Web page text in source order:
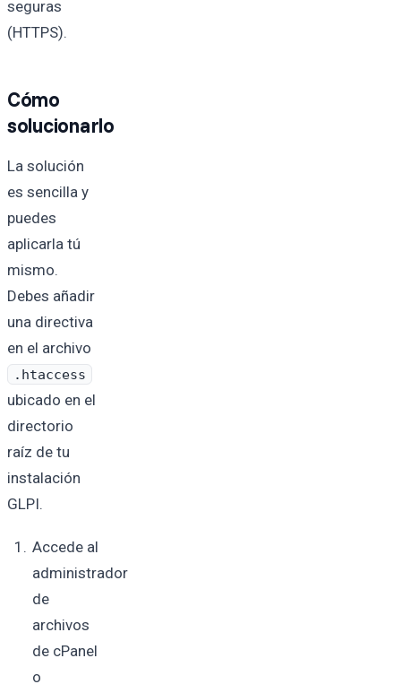
seguras
(HTTPS).
Cómo
solucionarlo
La solución
es sencilla y
puedes
aplicarla tú
mismo.
Debes añadir
una directiva
en el archivo
.htaccess
ubicado en el
directorio
raíz de tu
instalación
GLPI.
Accede al
administrador
de
archivos
de cPanel
o